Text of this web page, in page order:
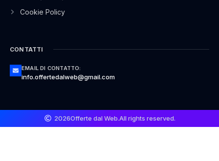
Cookie Policy
CONTATTI
EMAIL DI CONTATTO:
info.offertedalweb@gmail.com
2026Offerte dal Web.All rights reserved.